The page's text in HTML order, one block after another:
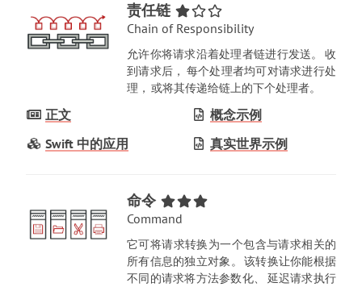
责任链
Chain of Responsibility
允许你将请求沿着处理者链进行发送。
收
到请求后
每个处理者均可对请求进行处
理
或将其传递给链上的下个处理者。
正文
Swift 中的应用
概念示例
真实世界示例
命令
Command
它可将请求转换为一个包含与请求相关的
所有信息的独立对象。
该转换让你能根据
不同的请求将方法参数化、
延迟请求执行